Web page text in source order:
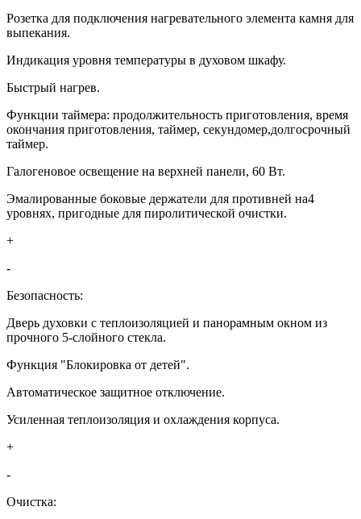
Розетка для подключения нагревательного элемента камня для
выпекания.
Индикация уровня температуры в духовом шкафу.
Быстрый нагрев.
Функции таймера: продолжительность приготовления, время
окончания приготовления, таймер, секундомер,долгосрочный
таймер.
Галогеновое освещение на верхней панели, 60 Вт.
Эмалированные боковые держатели для противней на4
уровнях, пригодные для пиролитической очистки.
+
-
Безопасность:
Дверь духовки с теплоизоляцией и панорамным окном из
прочного 5-слойного стекла.
Функция "Блокировка от детей".
Автоматическое защитное отключение.
Усиленная теплоизоляция и охлаждения корпуса.
+
-
Очистка: